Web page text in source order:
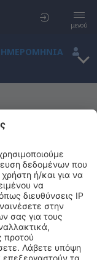
μενού
ΗΜΕΡΟΜΗΝΊΑ
σας
κριτήρια